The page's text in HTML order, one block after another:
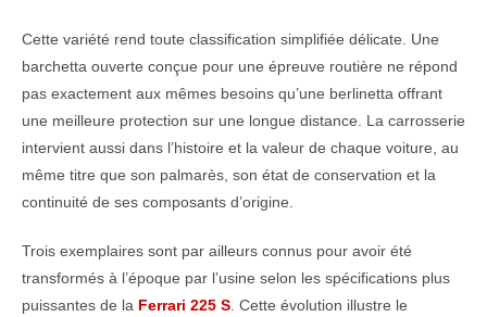
Cette variété rend toute classification simplifiée délicate. Une
barchetta ouverte conçue pour une épreuve routière ne répond
pas exactement aux mêmes besoins qu’une berlinetta offrant
une meilleure protection sur une longue distance. La carrosserie
intervient aussi dans l’histoire et la valeur de chaque voiture, au
même titre que son palmarès, son état de conservation et la
continuité de ses composants d’origine.
Trois exemplaires sont par ailleurs connus pour avoir été
transformés à l’époque par l’usine selon les spécifications plus
puissantes de la Ferrari 225 S . Cette évolution illustre le